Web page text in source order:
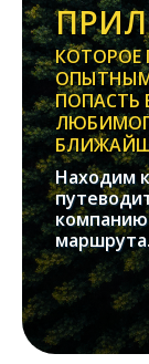
КОТОРОЕ
ПОПАСТЬ
Находим